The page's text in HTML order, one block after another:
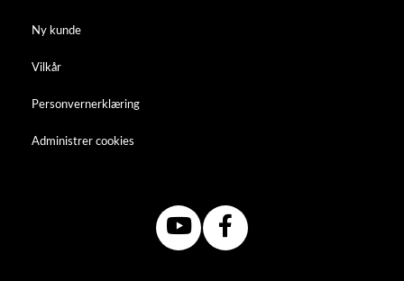
Ny kunde
Vilkår
Personvernerklæring
Administrer cookies